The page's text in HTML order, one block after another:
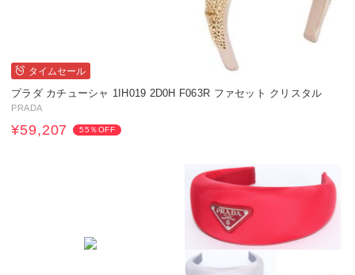
タイムセール
プラダ カチューシャ 1IH019 2D0H F063R ファセット クリスタル
PRADA
¥59,207 55％OFF